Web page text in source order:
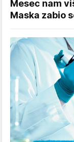
Mesec nam
Maska zabio